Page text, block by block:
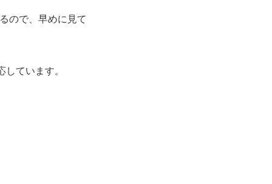
ので、早めに見て
ています。